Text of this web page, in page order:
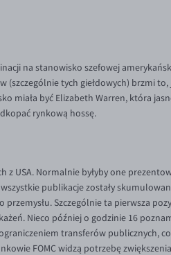
na stanowisko szefowej
tych giełdowych) brzmi
miała być Elizabeth Warren, która
rynkową hossę.
z USA. Normalnie byłyby one
publikacje zostały
Szczególnie ta pierwsza
Nieco później o godzinie 16
transferów publicznych,
FOMC widzą potrzebę